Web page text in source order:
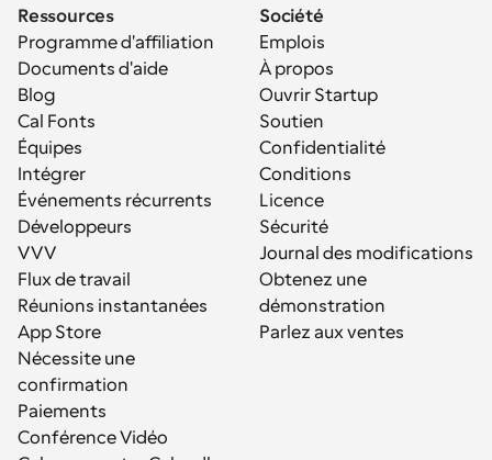
Ressources
Programme d'affiliation
Documents d'aide
Blog
Cal Fonts
Équipes
Intégrer
Événements récurrents
Développeurs
VVV
Flux de travail
Réunions instantanées
App Store
Nécessite une
confirmation
Paiements
Conférence Vidéo
Société
Emplois
À propos
Ouvrir Startup
Soutien
Confidentialité
Conditions
Licence
Sécurité
Journal des modifications
Obtenez une
démonstration
Parlez aux ventes